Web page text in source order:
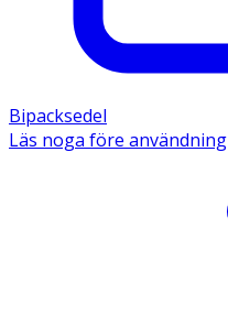
Bipacksedel
Läs noga före användning